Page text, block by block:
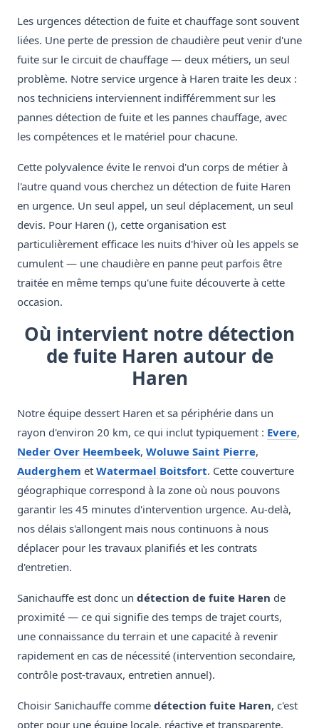
Les urgences détection de fuite et chauffage sont souvent
liées. Une perte de pression de chaudière peut venir d'une
fuite sur le circuit de chauffage — deux métiers, un seul
problème. Notre service urgence à Haren traite les deux :
nos techniciens interviennent indifféremment sur les
pannes détection de fuite et les pannes chauffage, avec
les compétences et le matériel pour chacune.
Cette polyvalence évite le renvoi d'un corps de métier à
l'autre quand vous cherchez un détection de fuite Haren
en urgence. Un seul appel, un seul déplacement, un seul
devis. Pour Haren (), cette organisation est
particulièrement efficace les nuits d'hiver où les appels se
cumulent — une chaudière en panne peut parfois être
traitée en même temps qu'une fuite découverte à cette
occasion.
Où intervient notre détection
de fuite Haren autour de
Haren
Notre équipe dessert Haren et sa périphérie dans un
rayon d'environ 20 km, ce qui inclut typiquement : Evere,
Neder Over Heembeek, Woluwe Saint Pierre,
Auderghem et Watermael Boitsfort. Cette couverture
géographique correspond à la zone où nous pouvons
garantir les 45 minutes d'intervention urgence. Au-delà,
nos délais s'allongent mais nous continuons à nous
déplacer pour les travaux planifiés et les contrats
d'entretien.
Sanichauffe est donc un détection de fuite Haren de
proximité — ce qui signifie des temps de trajet courts,
une connaissance du terrain et une capacité à revenir
rapidement en cas de nécessité (intervention secondaire,
contrôle post-travaux, entretien annuel).
Choisir Sanichauffe comme détection fuite Haren, c'est
opter pour une équipe locale, réactive et transparente.